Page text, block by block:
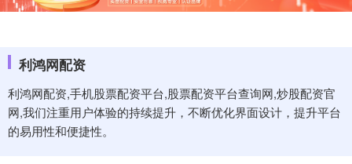
利鸿网配资
利鸿网配资,手机股票配资平台,股票配资平台查询网,炒股配资官
网,我们注重用户体验的持续提升，不断优化界面设计，提升平台
的易用性和便捷性。